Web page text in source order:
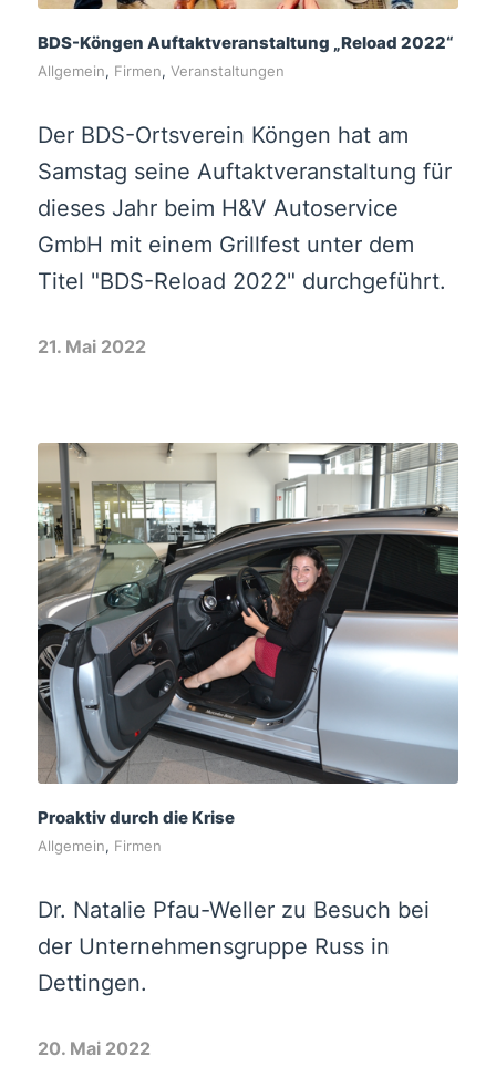
BDS-Köngen Auftaktveranstaltung „Reload 2022“
Allgemein, Firmen, Veranstaltungen
Der BDS-Ortsverein Köngen hat am
Samstag seine Auftaktveranstaltung für
dieses Jahr beim H&V Autoservice
GmbH mit einem Grillfest unter dem
Titel "BDS-Reload 2022" durchgeführt.
21. Mai 2022
Proaktiv durch die Krise
Allgemein, Firmen
Dr. Natalie Pfau-Weller zu Besuch bei
der Unternehmensgruppe Russ in
Dettingen.
20. Mai 2022